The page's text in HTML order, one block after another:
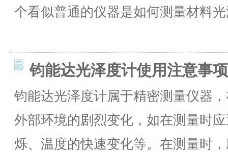
个看似普通的仪器是如何测量材料
钧能达光泽度计使用注意事项
钧能达光泽度计属于精密测量仪器
外部环境的剧烈变化，如在测量时
烁、温度的快速变化等。在测量时